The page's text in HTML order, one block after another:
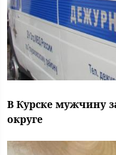
В Курске мужчину
округе